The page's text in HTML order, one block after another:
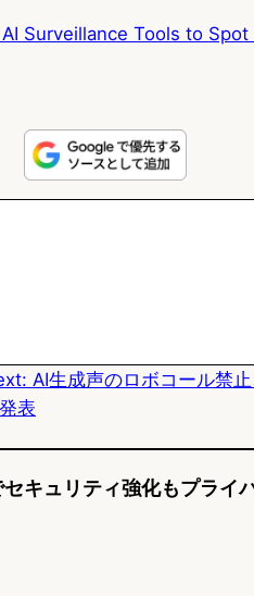
Surveillance Tools to Spot
AI生成声のロボコール禁
表
キュリティ強化もプライ